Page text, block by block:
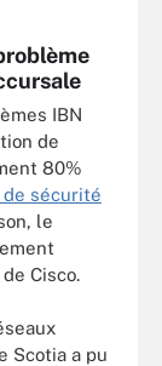
IBN
de
80%
sécurité
le
Cisco.
Scotia a pu